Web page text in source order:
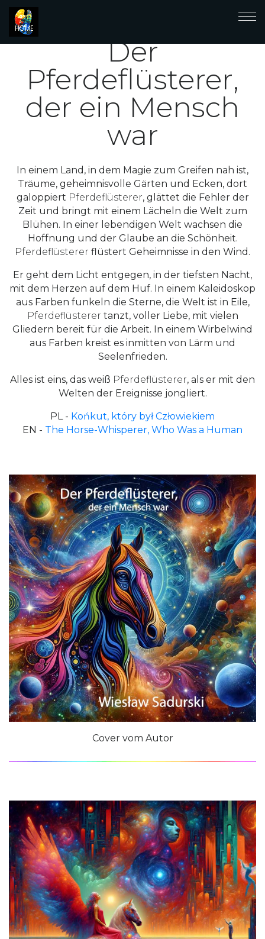
Der
Pferdeflüsterer,
der ein Mensch
war
In einem Land, in dem Magie zum Greifen nah ist,
Träume, geheimnisvolle Gärten und Ecken, dort
galoppiert Pferdeflüsterer, glättet die Fehler der
Zeit und bringt mit einem Lächeln die Welt zum
Blühen. In einer lebendigen Welt wachsen die
Hoffnung und der Glaube an die Schönheit.
Pferdeflüsterer flüstert Geheimnisse in den Wind.
Er geht dem Licht entgegen, in der tiefsten Nacht,
mit dem Herzen auf dem Huf. In einem Kaleidoskop
aus Farben funkeln die Sterne, die Welt ist in Eile,
Pferdeflüsterer tanzt, voller Liebe, mit vielen
Gliedern bereit für die Arbeit. In einem Wirbelwind
aus Farben kreist es inmitten von Lärm und
Seelenfrieden.
Alles ist eins, das weiß Pferdeflüsterer, als er mit den
Welten der Ereignisse jongliert.
PL - Końkut, który był Człowiekiem
EN - The Horse-Whisperer, Who Was a Human
Cover vom Autor